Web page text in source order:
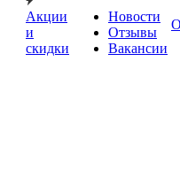
Акции
и
скидки
Новости
Отзывы
Вакансии